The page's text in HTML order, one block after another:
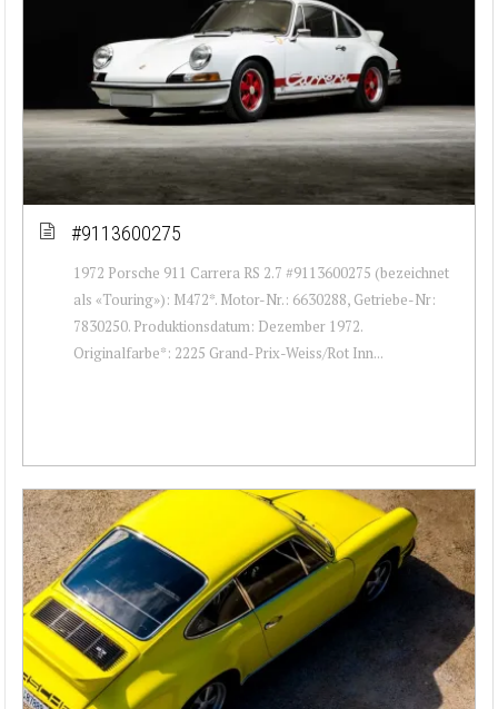
#9113600275
1972 Porsche 911 Carrera RS 2.7 #9113600275 (bezeichnet
als «Touring»): M472*. Motor-Nr.: 6630288, Getriebe-Nr:
7830250. Produktionsdatum: Dezember 1972.
Originalfarbe*: 2225 Grand-Prix-Weiss/Rot Inn...